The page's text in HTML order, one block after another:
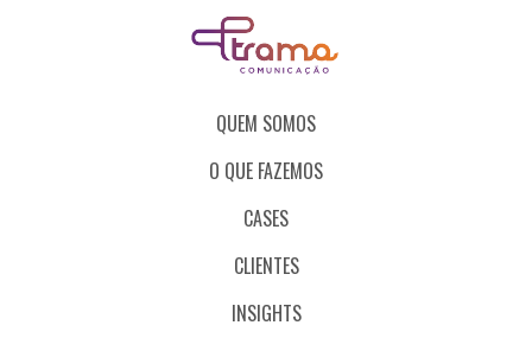
QUEM SOMOS
O QUE FAZEMOS
CASES
CLIENTES
INSIGHTS